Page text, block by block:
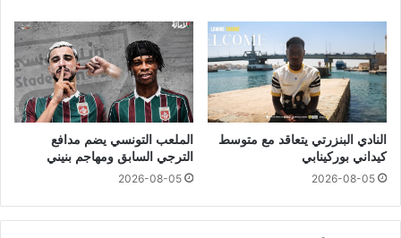
النادي البنزرتي يتعاقد مع متوسط
كيداني بوركينابي
2026-08-05
الملعب التونسي يضم مدافع
الترجي السابق ومهاجم بنيني
2026-08-05